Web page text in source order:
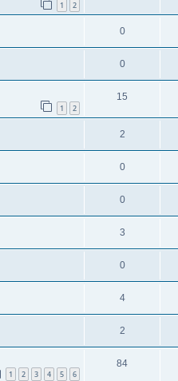
1 2
0
0
1 2
15
2
0
0
3
0
4
2
1 2 3 4 5 6
84